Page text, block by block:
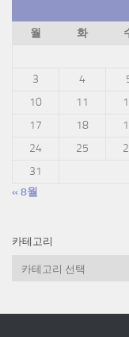
월
화
3
4
10
11
17
18
24
25
31
« 8월
카테고리
리